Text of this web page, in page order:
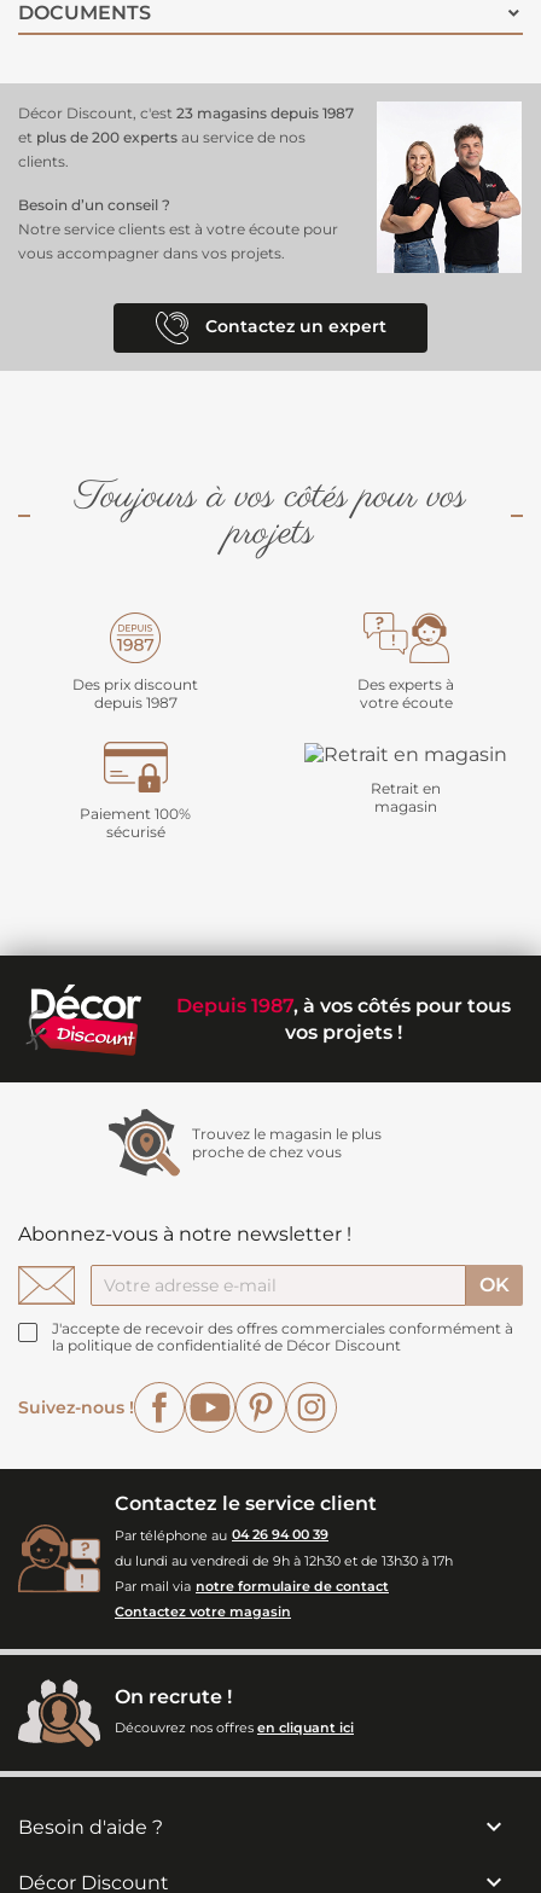
DOCUMENTS
Décor Discount, c'est 23 magasins depuis 1987
et plus de 200 experts au service de nos
clients.
Besoin d’un conseil ?
Notre service clients est à votre écoute pour
vous accompagner dans vos projets.
Contactez un expert
Toujours à vos côtés pour vos
projets
Des prix discount
depuis 1987
Des experts à
votre écoute
Paiement 100%
sécurisé
Retrait en
magasin
Depuis 1987, à vos côtés pour tous
vos projets !
Trouvez le magasin le plus
proche de chez vous
Abonnez-vous à notre newsletter !
J'accepte de recevoir des offres commerciales conformément à
la politique de confidentialité de Décor Discount
Suivez-nous !
FacebookYouTubePinterest
Contactez le service client
Par téléphone au 04 26 94 00 39
du lundi au vendredi de 9h à 12h30 et de 13h30 à 17h
Par mail via notre formulaire de contact
Contactez votre magasin
On recrute !
Découvrez nos offres en cliquant ici
Besoin d'aide ? 
Décor Discount 